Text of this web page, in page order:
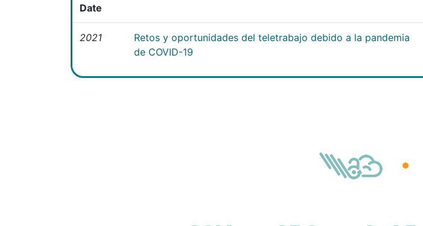
Date
2021
Retos y oportunidades del teletrabajo debido a la pandemia
de COVID-19